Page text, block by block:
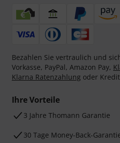
Bezahlen Sie vertraulich und
Vorkasse, PayPal, Amazon Pay,
Klarna Ratenzahlung oder
Ihre Vorteile
3 Jahre Thomann Garantie
30 Tage Money-Back-